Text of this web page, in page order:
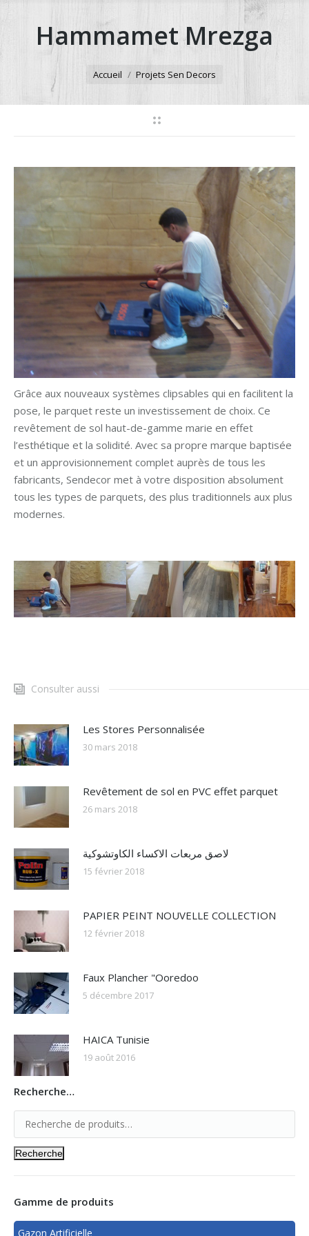
Hammamet Mrezga
Accueil Projets Sen Decors
Grâce aux nouveaux systèmes clipsables qui en facilitent la
pose, le parquet reste un investissement de choix. Ce
revêtement de sol haut-de-gamme marie en effet
l’esthétique et la solidité. Avec sa propre marque baptisée
et un approvisionnement complet auprès de tous les
fabricants, Sendecor met à votre disposition absolument
tous les types de parquets, des plus traditionnels aux plus
modernes.
Consulter aussi
Les Stores Personnalisée
30 mars 2018
Revêtement de sol en PVC effet parquet
26 mars 2018
لاصق مربعات الاكساء الكاوتشوكية
15 février 2018
PAPIER PEINT NOUVELLE COLLECTION
12 février 2018
Faux Plancher "Ooredoo
5 décembre 2017
HAICA Tunisie‎‎
19 août 2016
Recherche…
Recherche
Gamme de produits
Gazon Artificielle